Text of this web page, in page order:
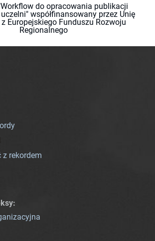
do opracowania publikacji
współfinansowany przez Unię
Europejskiego Funduszu Rozwoju
Regionalnego
rekordem
: